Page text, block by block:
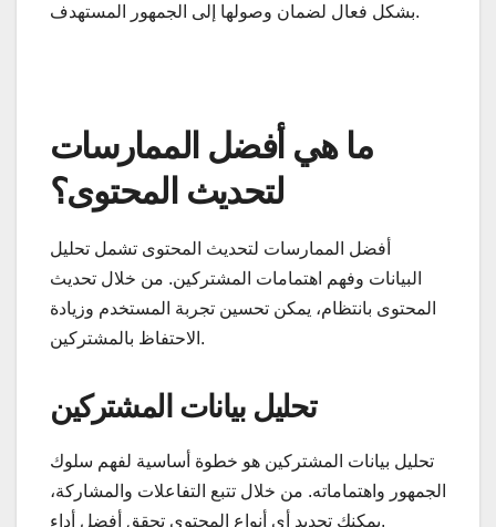
بشكل فعال لضمان وصولها إلى الجمهور المستهدف.
ما هي أفضل الممارسات
لتحديث المحتوى؟
أفضل الممارسات لتحديث المحتوى تشمل تحليل
البيانات وفهم اهتمامات المشتركين. من خلال تحديث
المحتوى بانتظام، يمكن تحسين تجربة المستخدم وزيادة
الاحتفاظ بالمشتركين.
تحليل بيانات المشتركين
تحليل بيانات المشتركين هو خطوة أساسية لفهم سلوك
الجمهور واهتماماته. من خلال تتبع التفاعلات والمشاركة،
يمكنك تحديد أي أنواع المحتوى تحقق أفضل أداء.